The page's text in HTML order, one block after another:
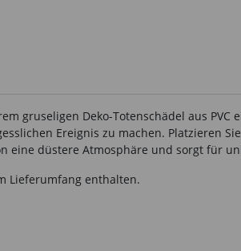
gruseligen Deko-Totenschädel aus
Ereignis zu machen. Platzieren
eine düstere Atmosphäre und sorgt für
Lieferumfang enthalten.